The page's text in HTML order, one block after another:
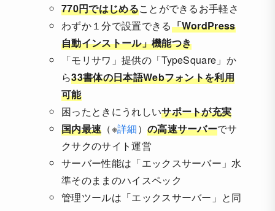
770円ではじめることができるお手軽さ
わずか１分で設置できる「WordPress
自動インストール」機能つき
「モリサワ」提供の「TypeSquare」か
ら33書体の日本語Webフォントを利用
可能
困ったときにうれしいサポートが充実
国内最速 （※詳細） の高速サーバーでサ
クサクのサイト運営
サーバー性能は「エックスサーバー」水
準そのままのハイスペック
管理ツールは「エックスサーバー」と同